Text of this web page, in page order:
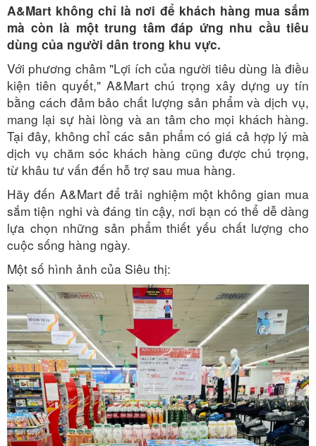
A&Mart không chỉ là nơi để khách hàng mua sắm
mà còn là một trung tâm đáp ứng nhu cầu tiêu
dùng của người dân trong khu vực.
Với phương châm "Lợi ích của người tiêu dùng là điều
kiện tiên quyết," A&Mart chú trọng xây dựng uy tín
bằng cách đảm bảo chất lượng sản phẩm và dịch vụ,
mang lại sự hài lòng và an tâm cho mọi khách hàng.
Tại đây, không chỉ các sản phẩm có giá cả hợp lý mà
dịch vụ chăm sóc khách hàng cũng được chú trọng,
từ khâu tư vấn đến hỗ trợ sau mua hàng.
Hãy đến A&Mart để trải nghiệm một không gian mua
sắm tiện nghi và đáng tin cậy, nơi bạn có thể dễ dàng
lựa chọn những sản phẩm thiết yếu chất lượng cho
cuộc sống hàng ngày.
Một số hình ảnh của Siêu thị: